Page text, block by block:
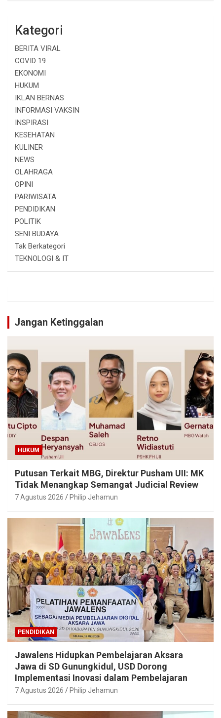
Kategori
BERITA VIRAL
COVID 19
EKONOMI
HUKUM
IKLAN BERNAS
INFORMASI VAKSIN
INSPIRASI
KESEHATAN
KULINER
NEWS
OLAHRAGA
OPINI
PARIWISATA
PENDIDIKAN
POLITIK
SENI BUDAYA
Tak Berkategori
TEKNOLOGI & IT
Jangan Ketinggalan
HUKUM
Putusan Terkait MBG, Direktur Pusham UII: MK
Tidak Menangkap Semangat Judicial Review
7 Agustus 2026 Philip Jehamun
PENDIDIKAN
Jawalens Hidupkan Pembelajaran Aksara
Jawa di SD Gunungkidul, USD Dorong
Implementasi Inovasi dalam Pembelajaran
7 Agustus 2026 Philip Jehamun